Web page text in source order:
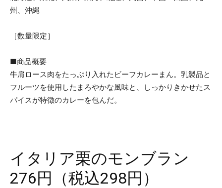
州、沖縄
［数量限定］
■商品概要
牛肩ロース肉をたっぷり入れたビーフカレーまん。乳製品と
フルーツを使用したまろやかな風味と、しっかりきかせたス
パイスが特徴のカレーを包んだ。
イタリア栗のモンブラン
276円（税込298円）